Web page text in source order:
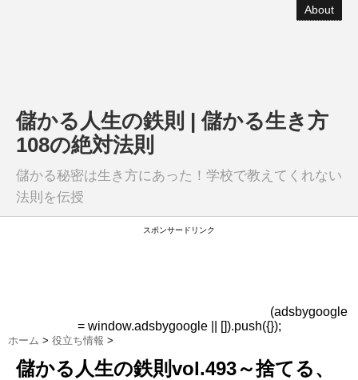
About
儲かる人生の鉄則 | 儲かる生き方
108の絶対法則
儲かる秘密は生き方にあった！学校で教えてくれない
法則を伝授
スポンサードリンク
(adsbygoogle
= window.adsbygoogle || []).push({});
ホーム > 役立ち情報 >
儲かる人生の鉄則vol.493～捨てる、